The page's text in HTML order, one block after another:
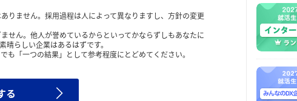
りません。採用過程は人によって異なりますし、方針の変更
せん。他人が誉めているからといってかならずしもあなたに
らしい企業はあるはずです。
「一つの結果」として参考程度にとどめてください。
る